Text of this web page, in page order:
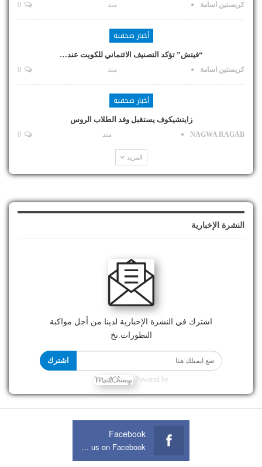
كريستين اسامة منذ
أخبار صحفية
“فيتش” تؤكد التصنيف الائتماني للكويت عند…
كريستين اسامة منذ
أخبار صحفية
زايتشيكوف يستقبل وفد الطلاب الروس
NAGWA RAGAB منذ
المزيد
النشرة الإخبارية
اشترك في النشرة الإخبارية لدينا من أجل مواكبة
التطورات.نخ
اشترك
Powered by
Facebook
Join us on Facebook